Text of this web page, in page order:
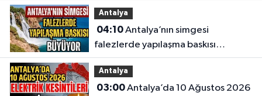
Antalya
04:10Antalya’nın simgesi
falezlerde yapılaşma baskısı
büyüyor
Antalya
03:00Antalya’da 10 Ağustos 2026